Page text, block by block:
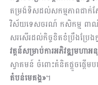
តម្រង់ទិសដល់សកម្មភាពជាក់ស្
វិស័យទេសចរណ៍ កសិកម្ម ពា
សរសើរដល់កិច្ចខិតខំប្រឹងប្រែងក្
វត្តន៍សម្រាប់ការអភិវឌ្ឍមហា
ស្វាគមន៍ ចំពោះគំនិតផ្តួចផ្តើមប
តំបន់មេគង្គ»។